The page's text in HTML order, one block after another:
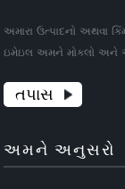
અમારા ઉત્પાદનો અથવા
ઇમેઇલ અમને મોકલો અને
તપાસ
અમને અનુસરો